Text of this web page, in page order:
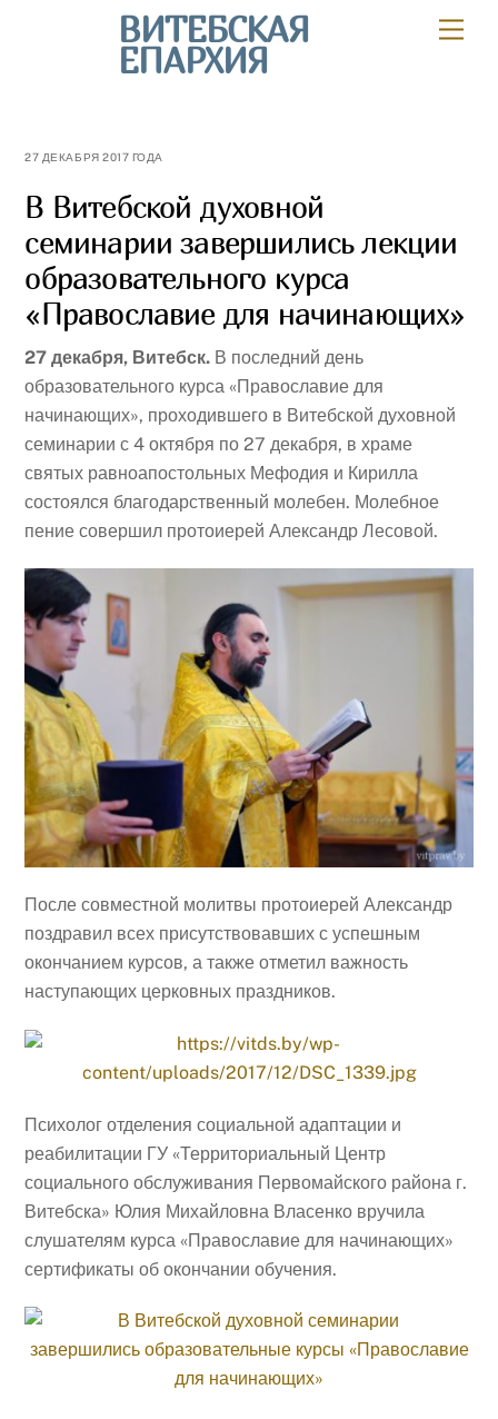
ВИТЕБСКАЯ
ЕПАРХИЯ
27 ДЕКАБРЯ 2017 ГОДА
В Витебской духовной
семинарии завершились лекции
образовательного курса
«Православие для начинающих»
27 декабря, Витебск. В последний день
образовательного курса «Православие для
начинающих», проходившего в Витебской духовной
семинарии с 4 октября по 27 декабря, в храме
святых равноапостольных Мефодия и Кирилла
состоялся благодарственный молебен. Молебное
пение совершил протоиерей Александр Лесовой.
После совместной молитвы протоиерей Александр
поздравил всех присутствовавших с успешным
окончанием курсов, а также отметил важность
наступающих церковных праздников.
Психолог отделения социальной адаптации и
реабилитации ГУ «Территориальный Центр
социального обслуживания Первомайского района г.
Витебска» Юлия Михайловна Власенко вручила
слушателям курса «Православие для начинающих»
сертификаты об окончании обучения.